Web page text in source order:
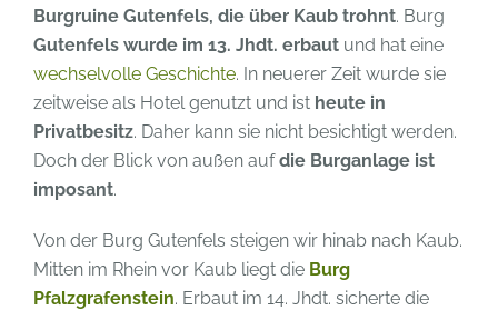
Burgruine Gutenfels, die über Kaub trohnt. Burg
Gutenfels wurde im 13. Jhdt. erbaut und hat eine
wechselvolle Geschichte. In neuerer Zeit wurde sie
zeitweise als Hotel genutzt und ist heute in
Privatbesitz. Daher kann sie nicht besichtigt werden.
Doch der Blick von außen aufdie Burganlage ist
imposant.
Von der Burg Gutenfels steigen wir hinab nach Kaub.
Mitten im Rhein vor Kaub liegt die Burg
Pfalzgrafenstein. Erbaut im 14. Jhdt. sicherte die